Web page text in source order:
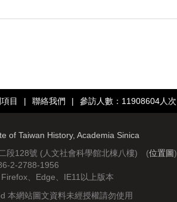
目 | 聯絡我們 | 參訪人數：11908604人次
of Taiwan History, Academia Sinica
段128號 (人文社會科學館北棟八樓) (位置圖)
2-2788-1956
、Edge、IE11以上版本
本網站圖文資料未經授權請勿使用